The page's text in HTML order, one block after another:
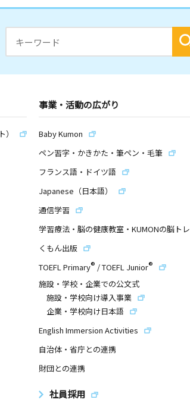
事業・活動の広がり
Baby Kumon
ペン習字・かきかた・筆ペン・毛筆
フランス語・ドイツ語
Japanese（日本語）
通信学習
学習療法・脳の健康教室・KUMONの脳トレ
くもん出版
TOEFL Primary® /TOEFL Junior®
施設・学校・企業での公文式
施設・学校向け導入事業
企業・学校向け日本語
English Immersion Activities
自治体・省庁との連携
財団との連携
社員採用